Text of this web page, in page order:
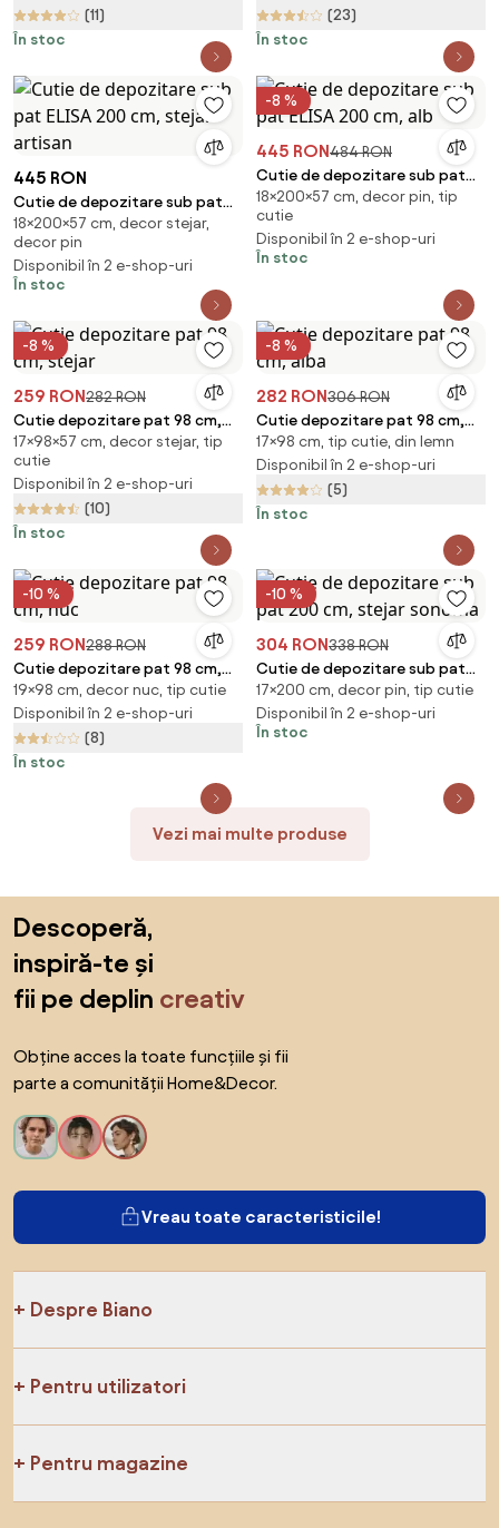
(11)
În stoc
(23)
În stoc
445 RON
Cutie de depozitare sub pat
ELISA 200 cm, stejar artisan
18×200×57 cm, decor stejar,
decor pin
Disponibil în 2 e-shop-uri
În stoc
-8 %
445 RON484 RON
Cutie de depozitare sub pat
ELISA 200 cm, alb
18×200×57 cm, decor pin, tip
cutie
Disponibil în 2 e-shop-uri
În stoc
-8 %
259 RON282 RON
Cutie depozitare pat 98 cm,
stejar
17×98×57 cm, decor stejar, tip
cutie
Disponibil în 2 e-shop-uri
(10)
În stoc
-8 %
282 RON306 RON
Cutie depozitare pat 98 cm,
alba
17×98 cm, tip cutie, din lemn
Disponibil în 2 e-shop-uri
(5)
În stoc
-10 %
259 RON288 RON
Cutie depozitare pat 98 cm,
nuc
19×98 cm, decor nuc, tip cutie
Disponibil în 2 e-shop-uri
(8)
În stoc
-10 %
304 RON338 RON
Cutie de depozitare sub pat
200 cm, stejar sonoma
17×200 cm, decor pin, tip cutie
Disponibil în 2 e-shop-uri
În stoc
Vezi mai multe produse
Descoperă,
inspiră-te și
fii pe deplin creativ
Obține acces la toate funcțiile și fii
parte a comunității Home&Decor.
Vreau toate caracteristicile!
Despre Biano
Pentru utilizatori
Pentru magazine